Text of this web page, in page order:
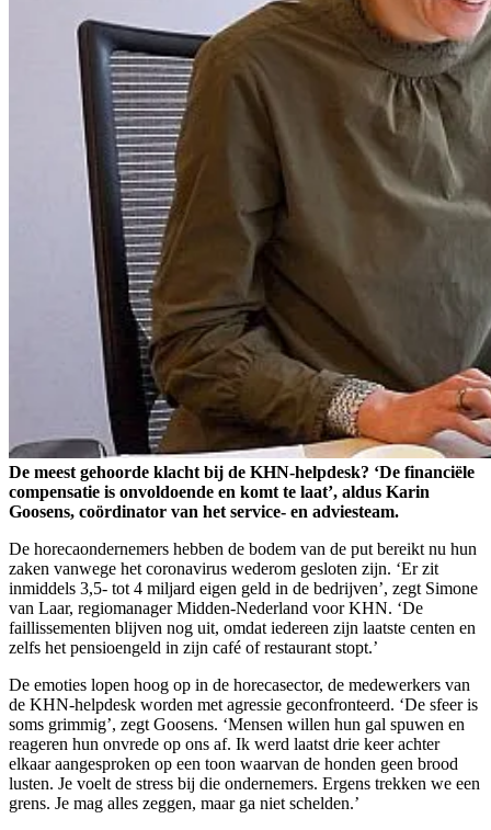
De meest gehoorde klacht bij de KHN-helpdesk? ‘De financiële
compensatie is onvoldoende en komt te laat’, aldus Karin
Goosens, coördinator van het service- en adviesteam.
De horecaondernemers hebben de bodem van de put bereikt nu hun
zaken vanwege het coronavirus wederom gesloten zijn. ‘Er zit
inmiddels 3,5- tot 4 miljard eigen geld in de bedrijven’, zegt Simone
van Laar, regiomanager Midden-Nederland voor KHN. ‘De
faillissementen blijven nog uit, omdat iedereen zijn laatste centen en
zelfs het pensioengeld in zijn café of restaurant stopt.’
De emoties lopen hoog op in de horecasector, de medewerkers van
de KHN-helpdesk worden met agressie geconfronteerd. ‘De sfeer is
soms grimmig’, zegt Goosens. ‘Mensen willen hun gal spuwen en
reageren hun onvrede op ons af. Ik werd laatst drie keer achter
elkaar aangesproken op een toon waarvan de honden geen brood
lusten. Je voelt de stress bij die ondernemers. Ergens trekken we een
grens. Je mag alles zeggen, maar ga niet schelden.’